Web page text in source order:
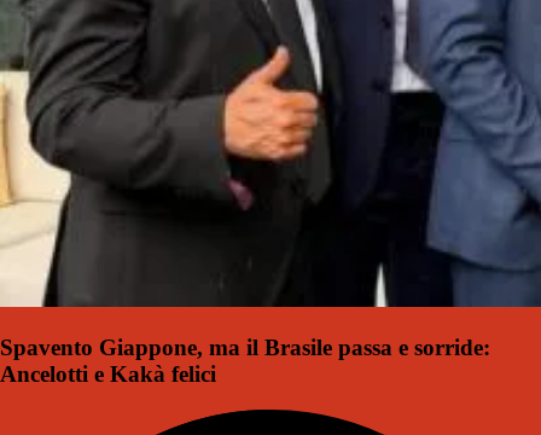
Spavento Giappone, ma il Brasile passa e sorride:
Ancelotti e Kakà felici